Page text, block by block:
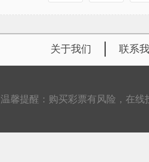
关于我们 联系
温馨提醒：购买彩票有风险，在